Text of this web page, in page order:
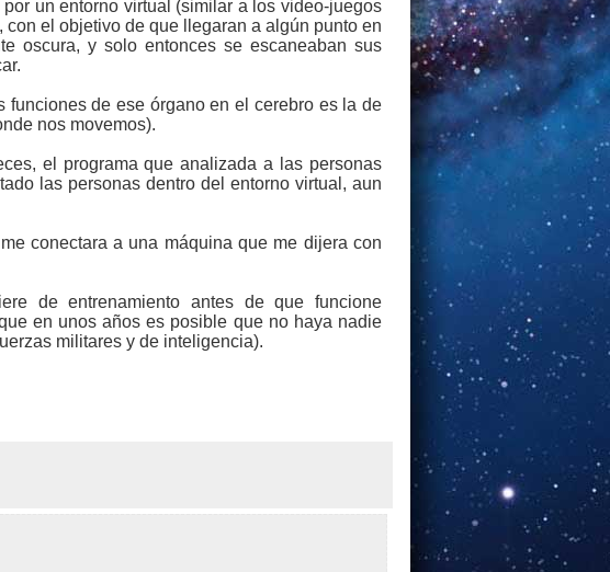
un entorno virtual (similar a los video-juegos
el objetivo de que llegaran a algún punto en
oscura, y solo entonces se escaneaban sus
de ese órgano en el cerebro es la de
nos movemos).
el programa que analizada a las personas
las personas dentro del entorno virtual, aun
conectara a una máquina que me dijera con
de entrenamiento antes de que funcione
en unos años es posible que no haya nadie
militares y de inteligencia).